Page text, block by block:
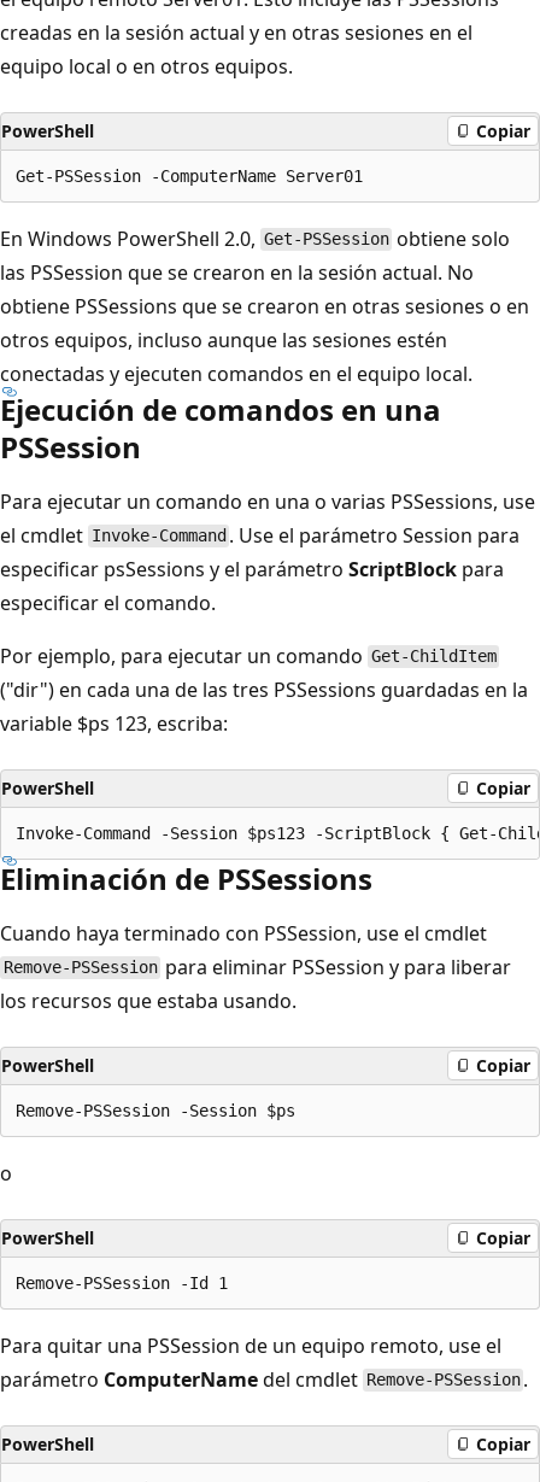
creadas en la sesión actual y en otras sesiones en el
equipo local o en otros equipos.
PowerShell Copiar
En Windows PowerShell 2.0, Get-PSSession obtiene solo
las PSSession que se crearon en la sesión actual. No
obtiene PSSessions que se crearon en otras sesiones o en
otros equipos, incluso aunque las sesiones estén
conectadas y ejecuten comandos en el equipo local.
Ejecución de comandos en una
PSSession
Para ejecutar un comando en una o varias PSSessions, use
el cmdlet Invoke-Command . Use el parámetro Session para
especificar psSessions y el parámetro ScriptBlock para
especificar el comando.
Por ejemplo, para ejecutar un comando Get-ChildItem
("dir") en cada una de las tres PSSessions guardadas en la
variable $ps 123, escriba:
PowerShell Copiar
Eliminación de PSSessions
Cuando haya terminado con PSSession, use el cmdlet
Remove-PSSession para eliminar PSSession y para liberar
los recursos que estaba usando.
PowerShell Copiar
o
PowerShell Copiar
Para quitar una PSSession de un equipo remoto, use el
parámetro ComputerNamedel cmdlet Remove-PSSession .
PowerShell Copiar